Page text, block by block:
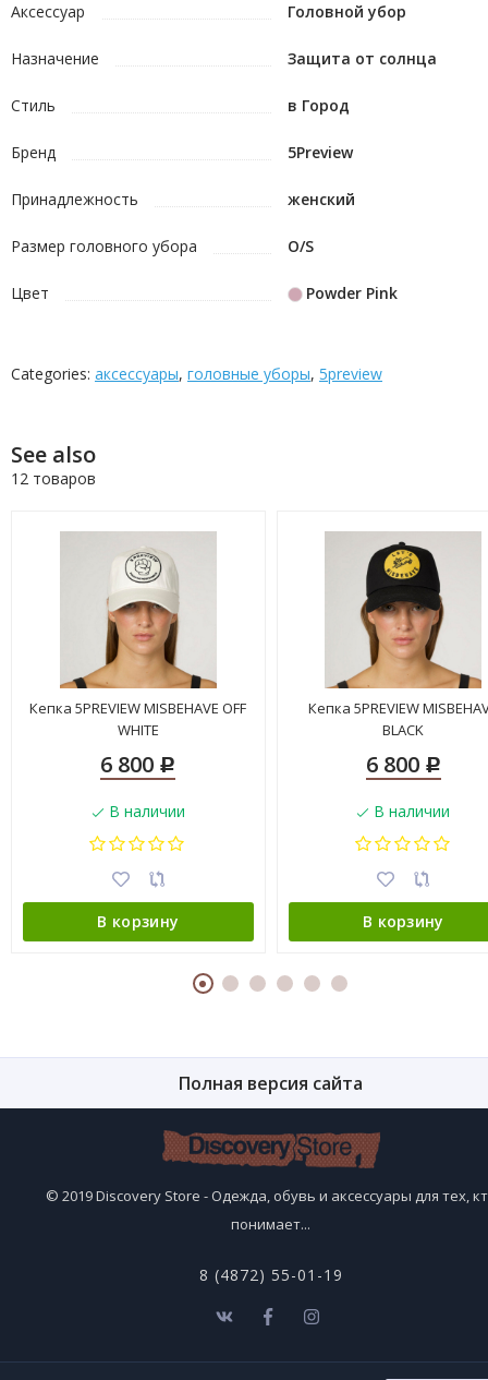
Аксессуар Головной убор
Назначение Защита от солнца
Стиль в Город
Бренд 5Preview
Принадлежность женский
Размер головного убора O/S
Цвет Powder Pink
Categories: аксессуары, головные уборы, 5preview
See also
12 товаров
Кепка 5PREVIEW MISBEHAVE OFF
WHITE
6 800 Р
В наличии
В корзину
Кепка 5PREVIEW
BLACK
6 800 Р
В наличии
В корзину
Полная версия сайта
© 2019 Discovery Store - Одежда, обувь и аксессуары для тех,
понимает...
8 (4872) 55-01-19